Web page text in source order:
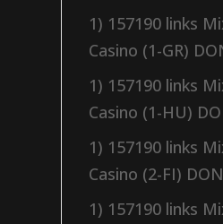
1) 157190 links
Casino (1-GR)
1) 157190 links
Casino (1-HU)
1) 157190 links
Casino (2-FI)
1) 157190 links